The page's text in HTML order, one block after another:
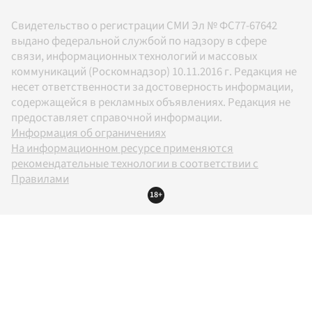
Свидетельство о регистрации СМИ Эл № ФС77-67642
выдано федеральной службой по надзору в сфере
связи, информационных технологий и массовых
коммуникаций (Роскомнадзор) 10.11.2016 г. Редакция не
несет ответственности за достоверность информации,
содержащейся в рекламных объявлениях. Редакция не
предоставляет справочной информации.
Информация об ограничениях
На информационном ресурсе применяются
рекомендательные технологии в соответствии с
Правилами
18+